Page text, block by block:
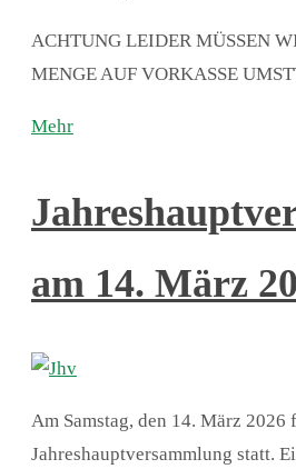
ACHTUNG LEIDER MÜSSEN
MENGE AUF VORKASSE
Mehr
am 14. März
Am Samstag, den 14. März 2026
Jahreshauptversammlung statt.